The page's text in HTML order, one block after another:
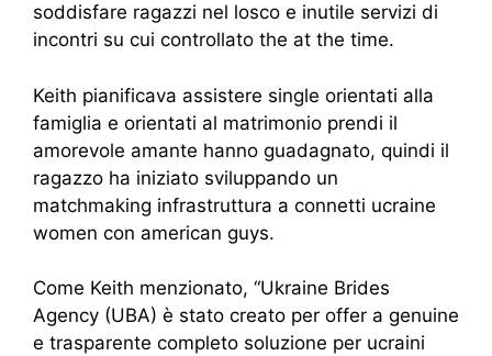
soddisfare ragazzi nel losco e inutile servizi di
incontri su cui controllato the at the time.
Keith pianificava assistere single orientati alla
famiglia e orientati al matrimonio prendi il
amorevole amante hanno guadagnato, quindi il
ragazzo ha iniziato sviluppando un
matchmaking infrastruttura a connetti ucraine
women con american guys.
Come Keith menzionato, “Ukraine Brides
Agency (UBA) è stato creato per offer a genuine
e trasparente completo soluzione per ucraini